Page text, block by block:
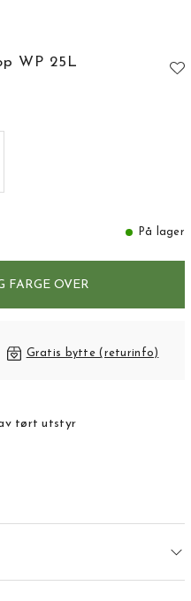
WP 25L
På lager
FARGE OVER
Gratis bytte (returinfo)
av tørt utstyr